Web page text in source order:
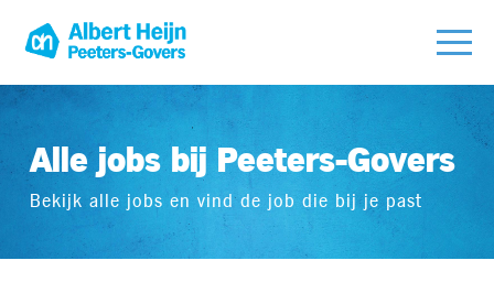
Alle jobs bij Peeters-Govers
Bekijk alle jobs en vind de job die bij je past